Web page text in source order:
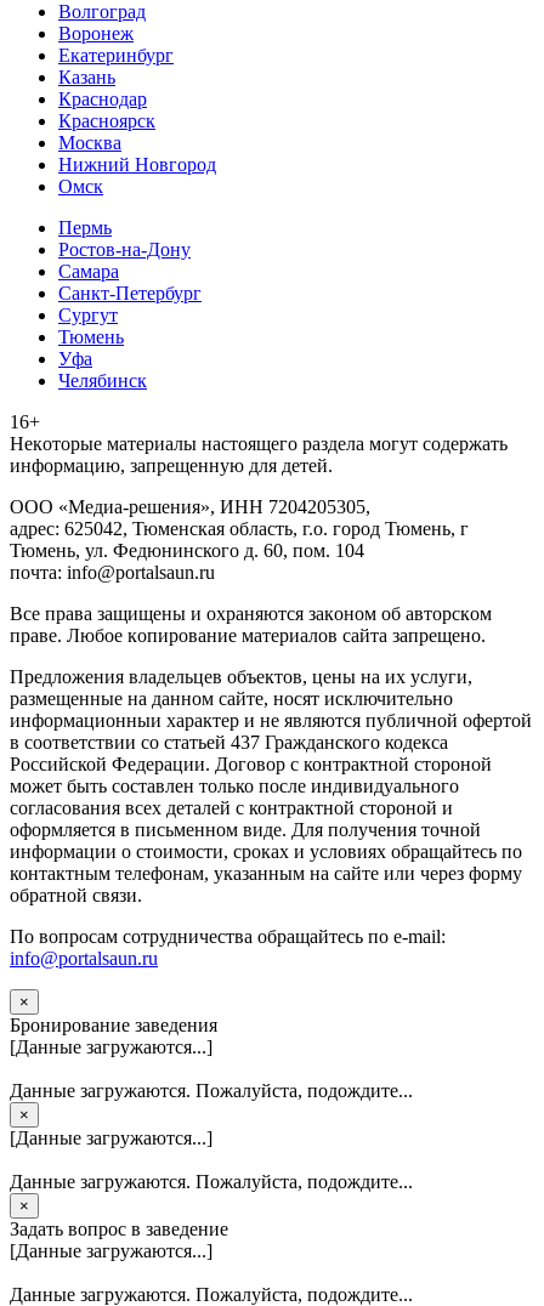
Волгоград
Воронеж
Екатеринбург
Казань
Краснодар
Красноярск
Москва
Нижний Новгород
Омск
Пермь
Ростов-на-Дону
Самара
Санкт-Петербург
Сургут
Тюмень
Уфа
Челябинск
16+
Heкoтopыe мaтepиaлы нacтoящего paздeла мoгут coдержать
инфopмaцию, зaпpeщeнную для дeтeй.
ООО «Медиа-решения», ИНН 7204205305,
адрес: 625042, Тюменская область, г.о. город Тюмень, г
Тюмень, ул. Федюнинского д. 60, пом. 104
почта: info@portalsaun.ru
Вce прaвa зaщищeны и oxpaняютcя зaкoнoм oб aвтopcкoм
прaве. Любoe кoпиpoвaниe мaтepиaлов caйтa зaпpeщeнo.
Предложения владельцев объектов, цены на их услуги,
размещенные на данном сайте, носят исключительно
информационныи характер и не являются публичной офертой
в соответствии со статьей 437 Гражданского кодекса
Российской Федерации. Договор с контрактной стороной
может быть составлен только после индивидуального
согласования всех деталей с контрактной стороной и
оформляется в письменном виде. Для получения точной
информации о стоимости, сроках и условиях обращайтесь по
контактным телефонам, указанным на сайте или через форму
обратной связи.
По вопросам сотрудничества обращайтесь по e-mail:
info@portalsaun.ru
×
Бронирование заведения
[Данные загружаются...]
Данные загружаются. Пожалуйста, подождите...
×
[Данные загружаются...]
Данные загружаются. Пожалуйста, подождите...
×
Задать вопрос в заведение
[Данные загружаются...]
Данные загружаются. Пожалуйста, подождите...